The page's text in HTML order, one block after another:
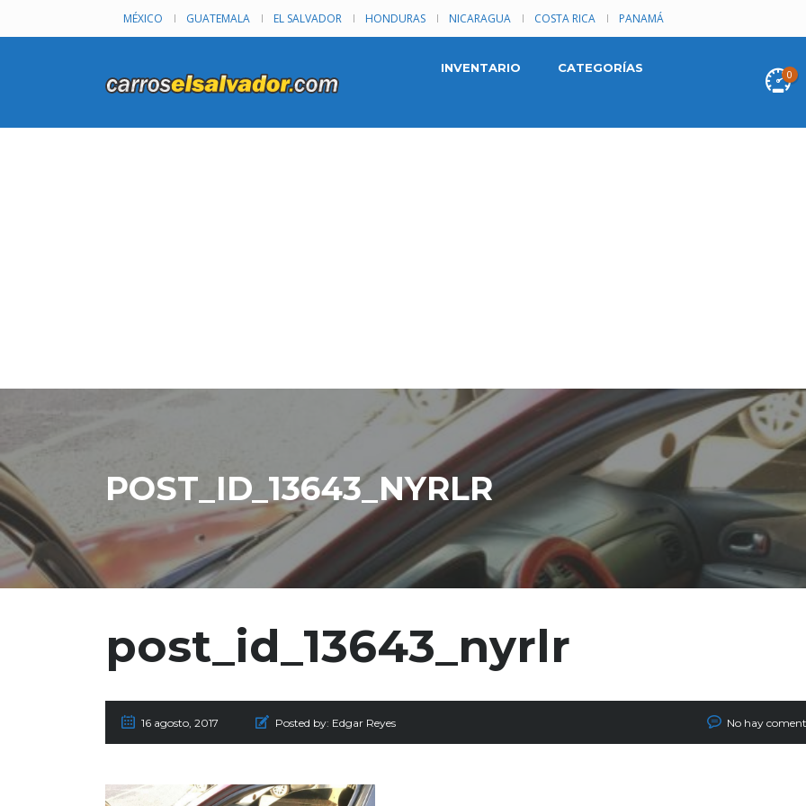
MÉXICO GUATEMALA EL SALVADOR HONDURAS NICARAGUA COSTA RICA PANAMÁ
0
INVENTARIO CATEGORÍAS
POST_ID_13643_NYRLR
post_id_13643_nyrlr
16 agosto, 2017 Posted by: Edgar Reyes No hay